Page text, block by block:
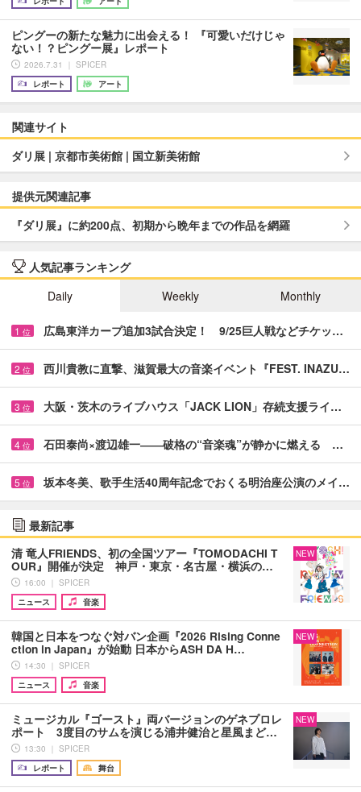
ピングーの新たな魅力に出会える！ 『可愛いだけじゃ
ない！？ピングー展』レポート
2026.7.31 ｜ SPICER
レポート
アート
関連サイト
ダリ展 | 京都市美術館 | 国立新美術館
提供元関連記事
『ダリ展』に約200点、初期から晩年までの作品を網羅
人気記事ランキング
Daily
Weekly Monthly
1 位 広島東洋カープ追加3試合決定！ 9/25巨人戦などチケッ…
2 位 西川貴教に直撃、滋賀最大の音楽イベント『FEST. INAZU…
3 位 大阪・茨木のライブハウス「JACK LION」存続支援ライ…
4 位 石田泰尚×渡辺雄一――破格の“音楽魂”が静かに燃える …
5 位 坂本冬美、歌手生活40周年記念でおくる明治座公演のメイ…
最新記事
清 竜人FRIENDS、初の全国ツアー『TOMODACHI T
OUR』開催が決定 神戸・東京・名古屋・横浜の…
16:00 ｜ SPICER
ニュース
音楽
NEW
韓国と日本をつなぐ対バン企画『2026 Rising Conne
ction in Japan』が始動 日本からASH DA H…
14:30 ｜ SPICER
ニュース
音楽
NEW
ミュージカル『ゴースト』両バージョンのゲネプロレ
ポート 3度目のサムを演じる浦井健治と星風まど…
13:30 ｜ SPICER
レポート
舞台
NEW